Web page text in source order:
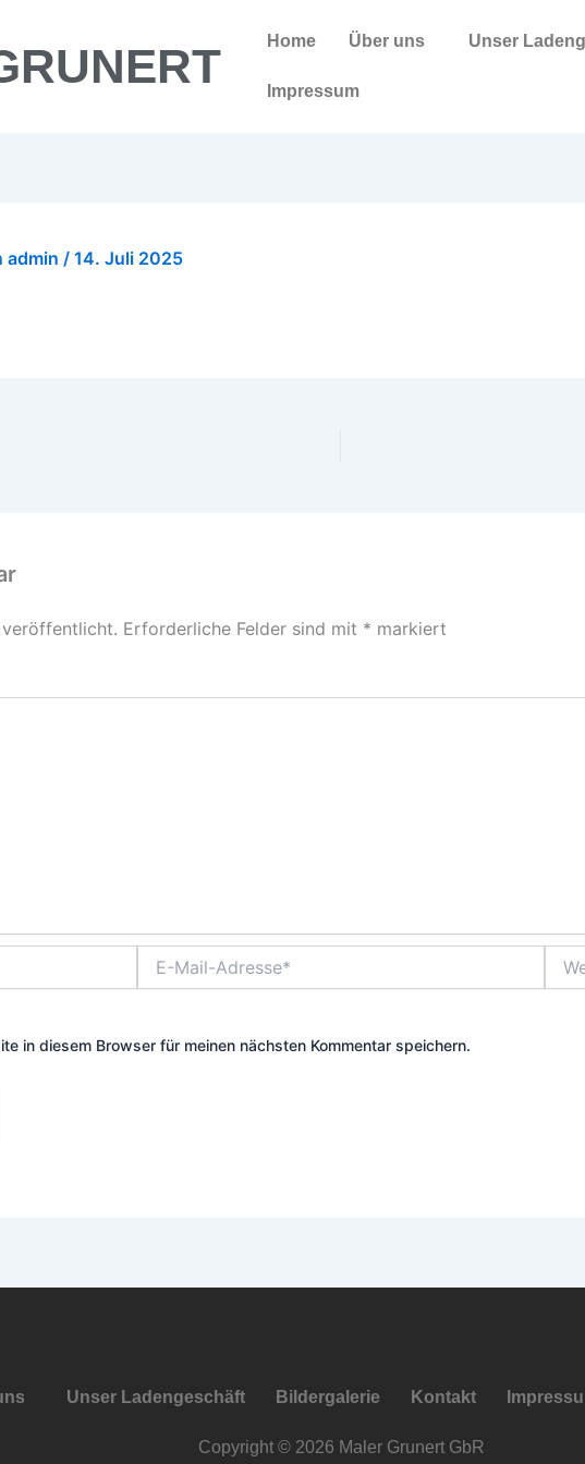
Home Über uns Unser
Impressum
admin / 14. Juli 2025
Erforderliche Felder sind mit * markiert
Mail-
in diesem Browser für meinen nächsten Kommentar speichern.
Unser Ladengeschäft Bildergalerie Kontakt
Copyright © 2026 Maler Grunert GbR